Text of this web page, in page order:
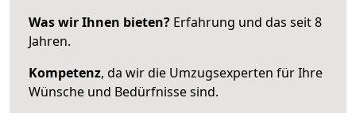
Was wir Ihnen bieten? Erfahrung und das seit 8
Jahren.
Kompetenz, da wir die Umzugsexperten für Ihre
Wünsche und Bedürfnisse sind.